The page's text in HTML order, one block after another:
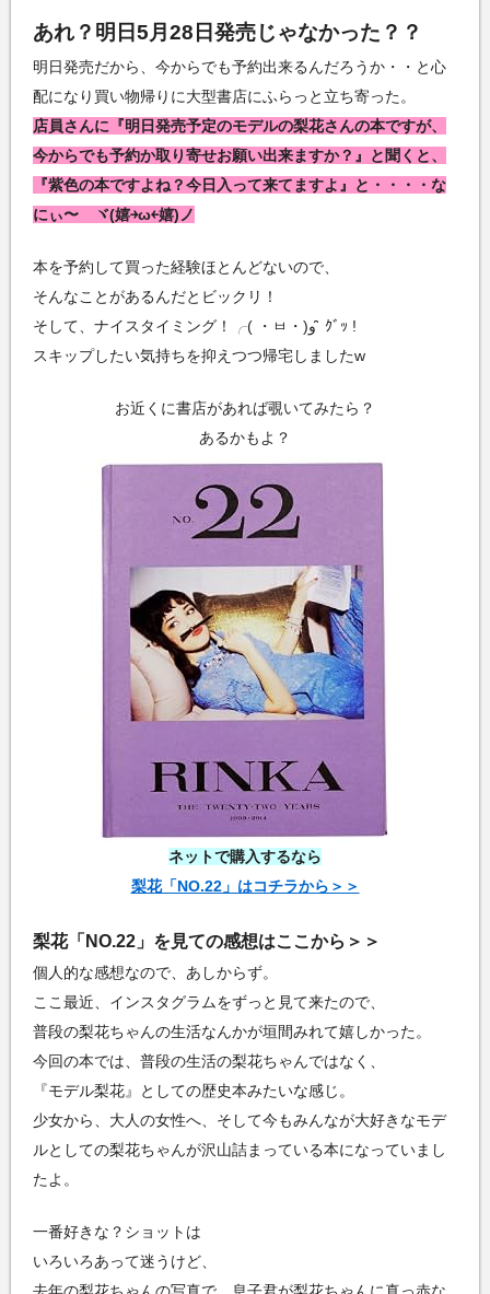
あれ？明日5月28日発売じゃなかった？？
明日発売だから、今からでも予約出来るんだろうか・・と心
配になり買い物帰りに大型書店にふらっと立ち寄った。
店員さんに『明日発売予定のモデルの梨花さんの本ですが、
今からでも予約か取り寄せお願い出来ますか？』と聞くと、
『紫色の本ですよね？今日入って来てますよ』と・・・・な
にぃ〜 ヾ(嬉￫ω￩嬉)ノ
本を予約して買った経験ほとんどないので、
そんなことがあるんだとビックリ！
そして、ナイスタイミング！╭( ・ㅂ・)و ̑̑ ｸﾞｯ !
スキップしたい気持ちを抑えつつ帰宅しましたw
お近くに書店があれば覗いてみたら？
あるかもよ？
ネットで購入するなら
梨花「NO.22」はコチラから＞＞
梨花「NO.22」を見ての感想はここから＞＞
個人的な感想なので、あしからず。
ここ最近、インスタグラムをずっと見て来たので、
普段の梨花ちゃんの生活なんかが垣間みれて嬉しかった。
今回の本では、普段の生活の梨花ちゃんではなく、
『モデル梨花』としての歴史本みたいな感じ。
少女から、大人の女性へ、そして今もみんなが大好きなモデ
ルとしての梨花ちゃんが沢山詰まっている本になっていまし
たよ。
一番好きな？ショットは
いろいろあって迷うけど、